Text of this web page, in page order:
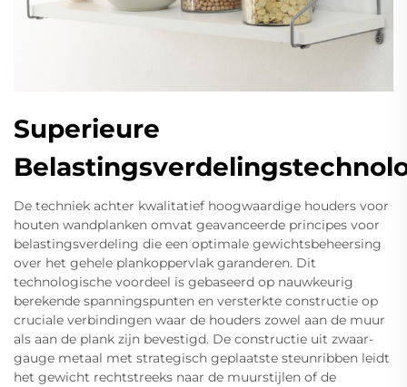
Superieure
De techniek achter kwalitatief hoogwaardige houders voor
houten wandplanken omvat geavanceerde principes voor
belastingsverdeling die een optimale gewichtsbeheersing
over het gehele plankoppervlak garanderen. Dit
technologische voordeel is gebaseerd op nauwkeurig
berekende spanningspunten en versterkte constructie op
cruciale verbindingen waar de houders zowel aan de muur
als aan de plank zijn bevestigd. De constructie uit zwaar-
gauge metaal met strategisch geplaatste steunribben leidt
het gewicht rechtstreeks naar de muurstijlen of de